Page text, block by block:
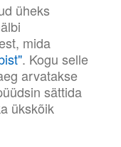
üheks
mida
. Kogu selle
arvatakse
sättida
ükskõik